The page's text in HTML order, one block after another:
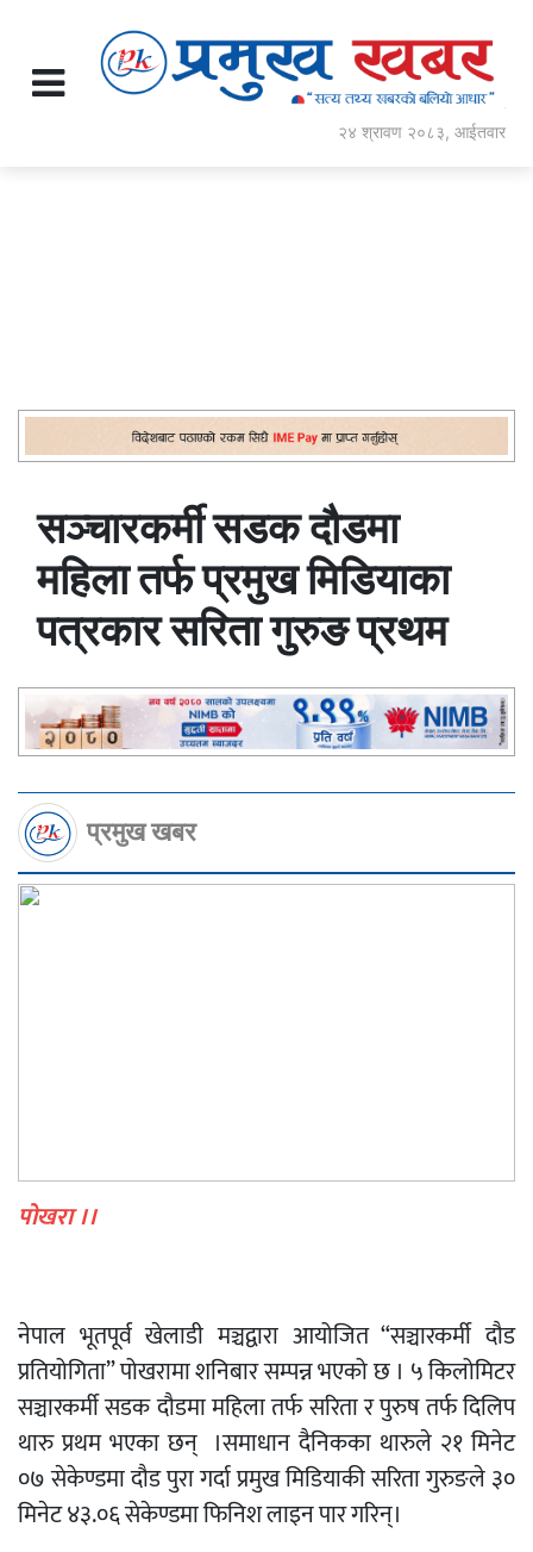
२४ श्रावण २०८३, आईतवार
सञ्चारकर्मी सडक दौडमा
महिला तर्फ प्रमुख मिडियाका
पत्रकार सरिता गुरुङ प्रथम
प्रमुख खबर
पोखरा ।।
नेपाल भूतपूर्व खेलाडी मञ्चद्वारा आयोजित “सञ्चारकर्मी दौड
प्रतियोगिता” पोखरामा शनिबार सम्पन्न भएको छ । ५ किलोमिटर
सञ्चारकर्मी सडक दौडमा महिला तर्फ सरिता र पुरुष तर्फ दिलिप
थारु प्रथम भएका छन् ।समाधान दैनिकका थारुले २१ मिनेट
०७ सेकेण्डमा दौड पुरा गर्दा प्रमुख मिडियाकी सरिता गुरुङले ३०
मिनेट ४३.०६ सेकेण्डमा फिनिश लाइन पार गरिन्।